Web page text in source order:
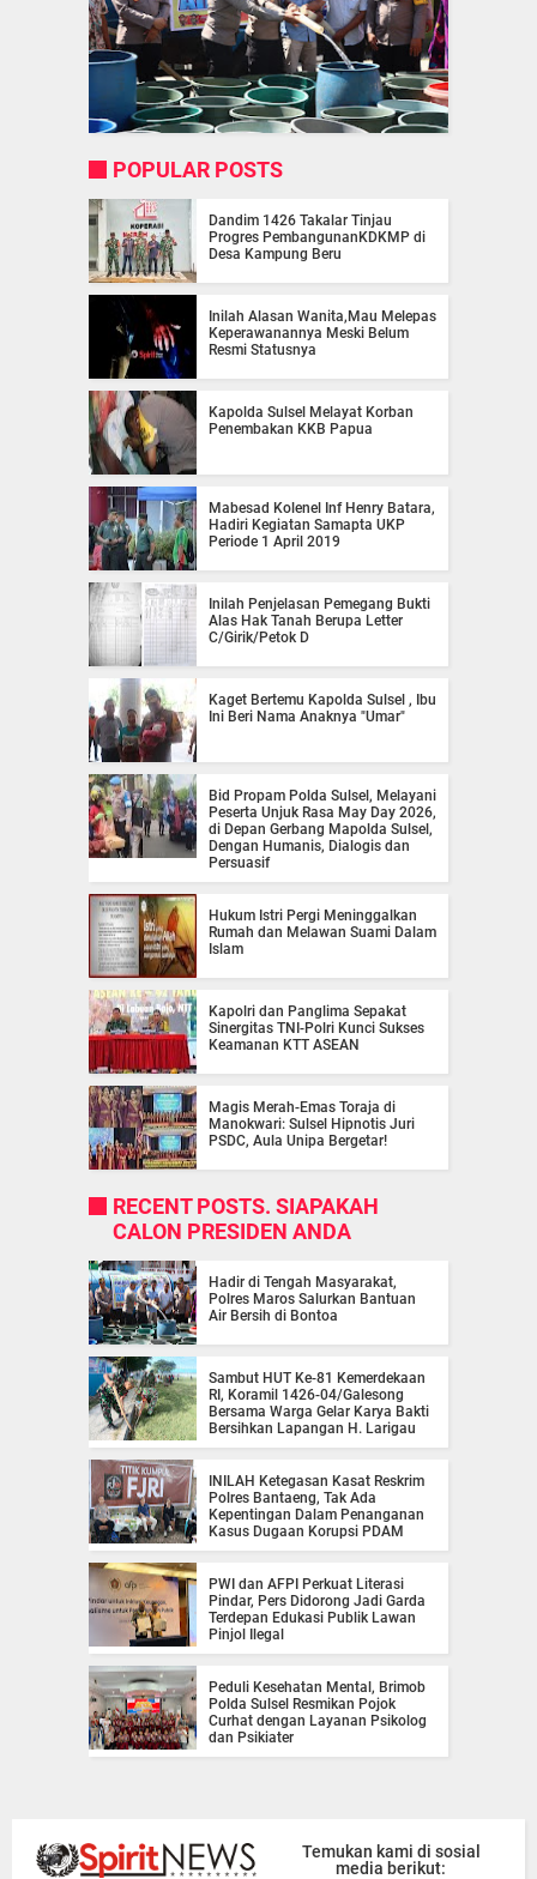
POPULAR POSTS
Dandim 1426 Takalar Tinjau
Progres PembangunanKDKMP di
Desa Kampung Beru
Inilah Alasan Wanita,Mau Melepas
Keperawanannya Meski Belum
Resmi Statusnya
Kapolda Sulsel Melayat Korban
Penembakan KKB Papua
Mabesad Kolenel Inf Henry Batara,
Hadiri Kegiatan Samapta UKP
Periode 1 April 2019
Inilah Penjelasan Pemegang Bukti
Alas Hak Tanah Berupa Letter
C/Girik/Petok D
Kaget Bertemu Kapolda Sulsel , Ibu
Ini Beri Nama Anaknya "Umar"
Bid Propam Polda Sulsel, Melayani
Peserta Unjuk Rasa May Day 2026,
di Depan Gerbang Mapolda Sulsel,
Dengan Humanis, Dialogis dan
Persuasif
Hukum Istri Pergi Meninggalkan
Rumah dan Melawan Suami Dalam
Islam
Kapolri dan Panglima Sepakat
Sinergitas TNI-Polri Kunci Sukses
Keamanan KTT ASEAN
Magis Merah-Emas Toraja di
Manokwari: Sulsel Hipnotis Juri
PSDC, Aula Unipa Bergetar!
RECENT POSTS. SIAPAKAH
CALON PRESIDEN ANDA
Hadir di Tengah Masyarakat,
Polres Maros Salurkan Bantuan
Air Bersih di Bontoa
Sambut HUT Ke-81 Kemerdekaan
RI, Koramil 1426-04/Galesong
Bersama Warga Gelar Karya Bakti
Bersihkan Lapangan H. Larigau
INILAH Ketegasan Kasat Reskrim
Polres Bantaeng, Tak Ada
Kepentingan Dalam Penanganan
Kasus Dugaan Korupsi PDAM
PWI dan AFPI Perkuat Literasi
Pindar, Pers Didorong Jadi Garda
Terdepan Edukasi Publik Lawan
Pinjol Ilegal
Peduli Kesehatan Mental, Brimob
Polda Sulsel Resmikan Pojok
Curhat dengan Layanan Psikolog
dan Psikiater
Temukan kami di sosial
media berikut: